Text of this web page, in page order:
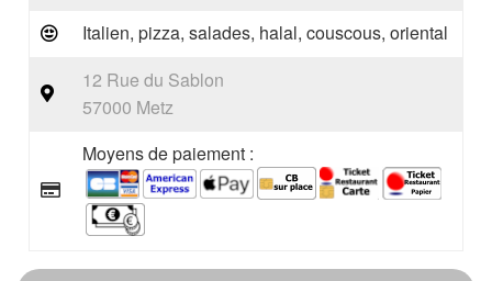
Italien, pizza, salades, halal, couscous, oriental
12 Rue du Sablon
57000 Metz
Moyens de paiement :